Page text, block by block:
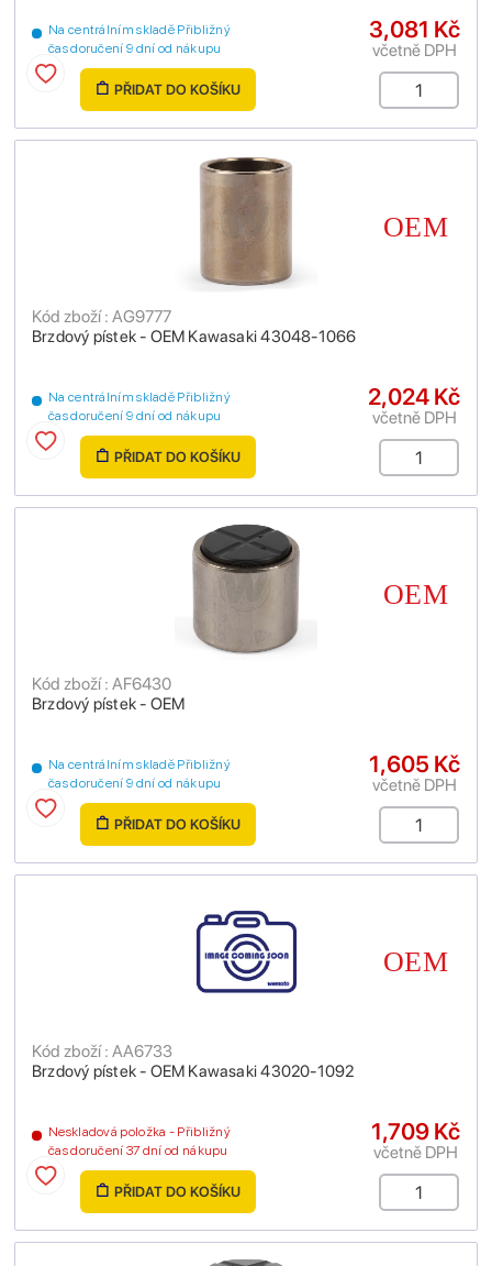
Na centrálním skladě Přibližný
čas doručení 9 dní od nákupu
3,081 Kč
včetně DPH
PŘIDAT DO KOŠÍKU
Brzdový pístek - OEM Kawasaki 43048-1066
Kód zboží : AG9777
Na centrálním skladě Přibližný
čas doručení 9 dní od nákupu
2,024 Kč
včetně DPH
PŘIDAT DO KOŠÍKU
Brzdový pístek - OEM
Kód zboží : AF6430
Na centrálním skladě Přibližný
čas doručení 9 dní od nákupu
1,605 Kč
včetně DPH
PŘIDAT DO KOŠÍKU
Brzdový pístek - OEM Kawasaki 43020-1092
Kód zboží : AA6733
Neskladová položka - Přibližný
čas doručení 37 dní od nákupu
1,709 Kč
včetně DPH
PŘIDAT DO KOŠÍKU